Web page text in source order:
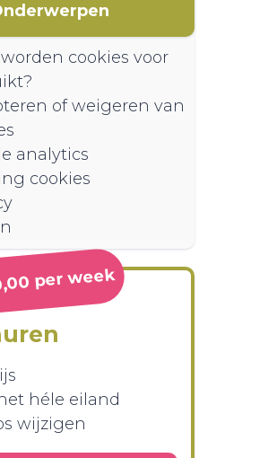
cookies voor
of weigeren van
analytics
cookies
per week
héle eiland
wijzigen